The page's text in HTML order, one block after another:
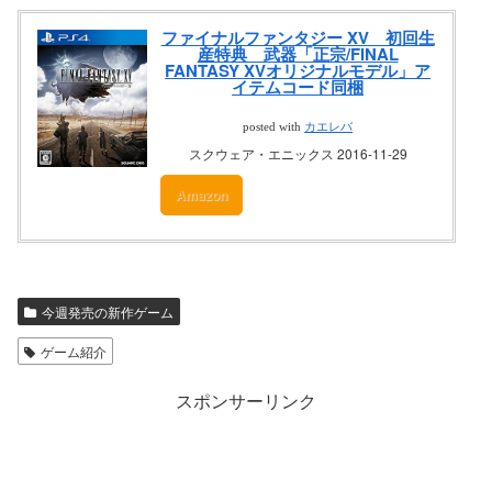
ファイナルファンタジー XV 初回生
産特典 武器「正宗/FINAL
FANTASY XVオリジナルモデル」ア
イテムコード同梱
posted with カエレバ
スクウェア・エニックス 2016-11-29
Amazon
今週発売の新作ゲーム
ゲーム紹介
スポンサーリンク